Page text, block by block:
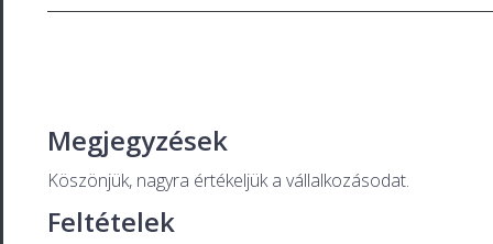
Megjegyzések
Köszönjük, nagyra értékeljük a vállalkozásodat.
Feltételek